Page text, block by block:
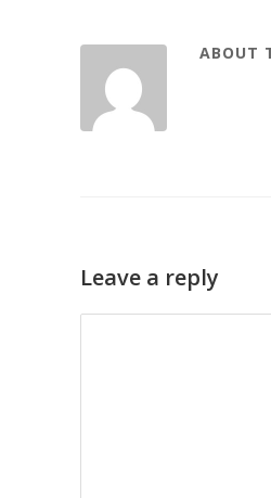
ABOUT
Leave a reply